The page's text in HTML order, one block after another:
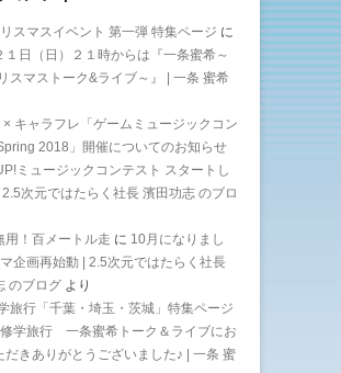
スマスイベント 第一弾 特集ページ に
１日（日）２１時からは『一条蜜希～
スマストーク&ライブ～』 | 一条 蜜希
× キャラフレ「ゲームミュージックコン
2018」開催についてのお知らせ
ミュージックコンテスト スタートし
2.5次元ではたらく社長 濱田功志 のブロ
用！百メートル走 に 10月になりまし
企画再始動 | 2.5次元ではたらく社長
のブログ より
旅行「千葉・埼玉・茨城」特集ページ
学旅行 一条蜜希トーク＆ライブにお
だきありがとうございました♪ | 一条 蜜